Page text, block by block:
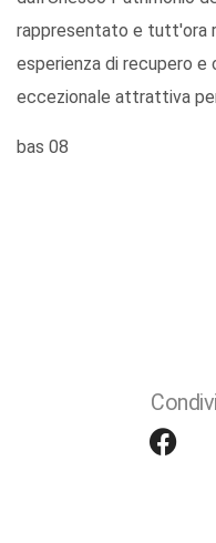
rappresentato e tutt'ora
esperienza di recupero e
eccezionale attrattiva
bas 08